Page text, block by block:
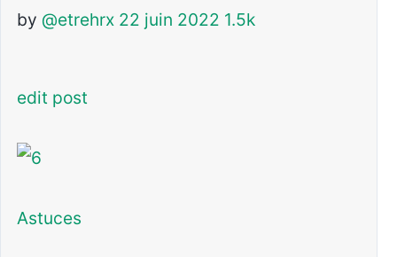
by @etrehrx 22 juin 2022 1.5k
edit post
Astuces